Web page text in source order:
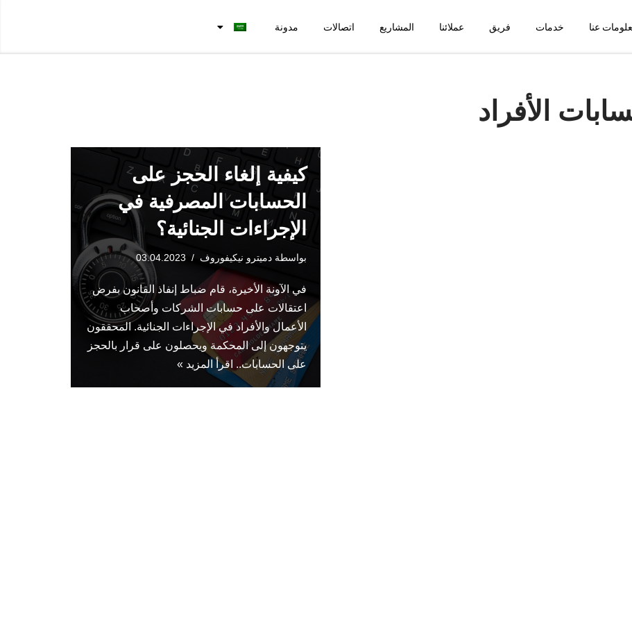
عنا خدمات فريق عملائنا المشاريع اتصالات مدونة
الأفراد
كيفية إلغاء الحجز على
الحسابات المصرفية في
الإجراءات الجنائية؟
بواسطة دميترو نيكيفوروف 03.04.2023
في الآونة الأخيرة، قام ضباط إنفاذ القانون بفرض
اعتقالات على حسابات الشركات وأصحاب
الأعمال والأفراد في الإجراءات الجنائية. المحققون
يتوجهون إلى المحكمة ويحصلون على قرار بالحجز
على الحسابات.. اقرأ المزيد »